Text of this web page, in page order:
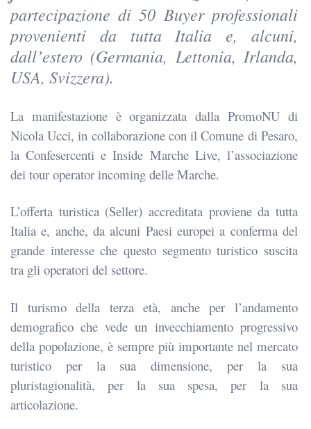
partecipazione di 50 Buyer professionali
provenienti da tutta Italia e, alcuni,
dall’estero (Germania, Lettonia, Irlanda,
USA, Svizzera).
La manifestazione è organizzata dalla PromoNU di
Nicola Ucci, in collaborazione con il Comune di Pesaro,
la Confesercenti e Inside Marche Live, l’associazione
dei tour operator incoming delle Marche.
L’offerta turistica (Seller) accreditata proviene da tutta
Italia e, anche, da alcuni Paesi europei a conferma del
grande interesse che questo segmento turistico suscita
tra gli operatori del settore.
Il turismo della terza età, anche per l’andamento
demografico che vede un invecchiamento progressivo
della popolazione, è sempre più importante nel mercato
turistico per la sua dimensione, per la sua
pluristagionalità, per la sua spesa, per la sua
articolazione.